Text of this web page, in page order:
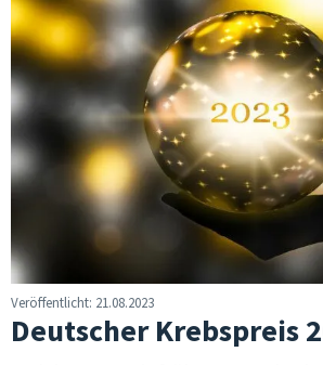
Veröffentlicht: 21.08.2023
Deutscher Krebspreis